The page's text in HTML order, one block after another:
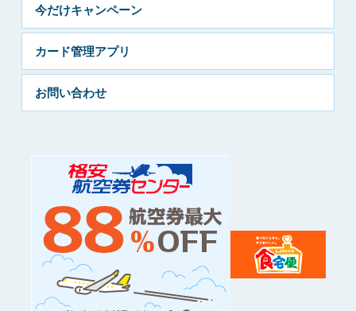
今だけキャンペーン
カード管理アプリ
お問い合わせ